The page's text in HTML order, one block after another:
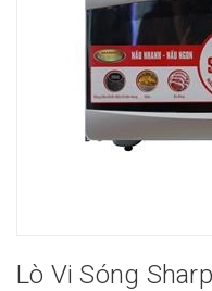
Lò Vi Sóng